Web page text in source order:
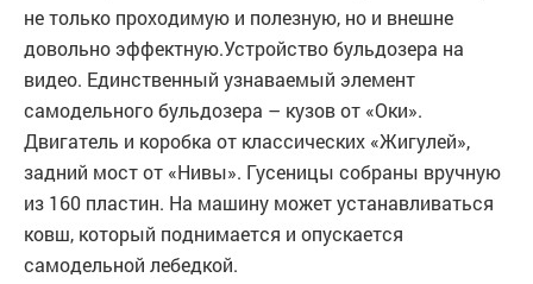
не только проходимую и полезную, но и внешне
довольно эффектную.Устройство бульдозера на
видео. Единственный узнаваемый элемент
самодельного бульдозера – кузов от «Оки».
Двигатель и коробка от классических «Жигулей»,
задний мост от «Нивы». Гусеницы собраны вручную
из 160 пластин. На машину может устанавливаться
ковш, который поднимается и опускается
самодельной лебедкой.